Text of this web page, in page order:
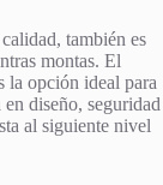
también es
montas. El
la opción ideal para
diseño, seguridad
al siguiente nivel